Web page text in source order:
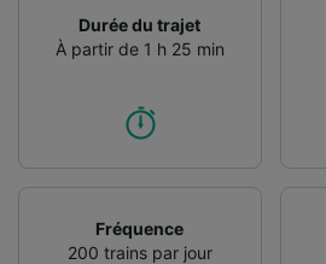
Durée du trajet
À partir de 1 h 25 min
Fréquence
200 trains par jour
contenu personnalisés,
performance des publicités
services.